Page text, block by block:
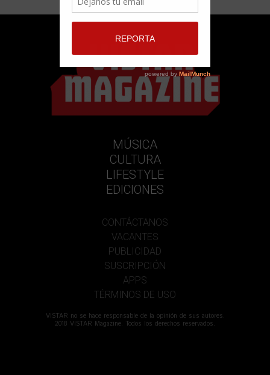
MÚSICA
CULTURA
LIFESTYLE
EDICIONES
CONTÁCTANOS
VACANTES
PUBLICIDAD
SUSCRIPCIÓN
APPS
TÉRMINOS DE USO
VISTAR no se hace responsable de la opinión de sus autores.
2018 VISTAR Magazine. Todos los derechos reservados.